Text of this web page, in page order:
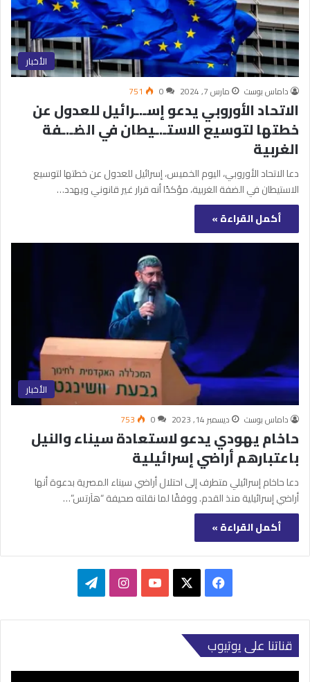
الأخبار
داماس بوست مارس 7, 2024 0
751
الاتحاد الأوروبي يدعو إسـ.ـرائيل للعدول عن
خطتها لتوسيع الاستـ.ـيطان في الضـ.ـفة
الغربية
دعا الاتحاد الأوروبي، اليوم الخميس، إسرائيل للعدول عن خطتها لتوسيع
الاستيطان في الضفة الغربية، مؤكدًا أنه قرار غير قانوني ويهدد…
أكمل القراءة »
الأخبار
داماس بوست ديسمبر 14, 2023 0
753
حاخام يهودي يدعو لاستعادة سيناء والنيل
باعتبارهم أراضي إسرائيلية
دعا حاخام إسرائيلي متطرف إلى احتلال أراضي سيناء المصرية بدعوة أنها
أراضي إسرائيلية منذ القدم. ووفقًا لما نقلته صحيفة “هآرتس”…
أكمل القراءة »
فيسبوك ‫YouTubeانستقرامتيلقرام
قناتنا على يوتيوب